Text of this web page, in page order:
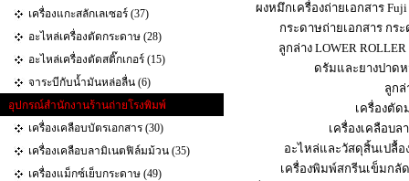
เครื่องแกะสลักเลเซอร์ (37)
อะไหล่เครื่องตัดกระดาษ (28)
อะไหล่เครื่องตัดสติ๊กเกอร์ (15)
จาระบีกับน้ำมันหล่อลื่น (6)
อุปกรณ์สำนักงานร้านถ่ายโรงพิมพ์
เครื่องเคลือบบัตรเอกสาร (30)
เครื่องเคลือบลามิเนตฟิล์มม้วน (35)
เครื่องแม็กซ์เย็บกระดาษ (49)
ผงหมึกเครื่องถ่ายเอกสาร Fuji
กระดาษถ่ายเอกสาร กร
ลูกล่าง LOWER ROLLER
ดรัมและยางปาดห
ลูกล่
เครื่องตั
เครื่องเคลือบ
อะไหล่และวัสดุสิ้นเปลื้อ
เครื่องพิมพ์สกรีนเข็มกลั